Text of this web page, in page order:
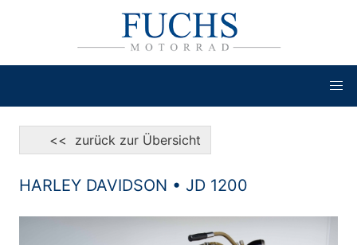
<< zurück zur Übersicht
HARLEY DAVIDSON • JD 1200